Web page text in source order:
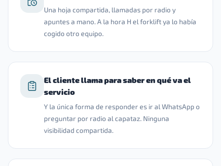
Una hoja compartida, llamadas por radio y
apuntes a mano. A la hora H el forklift ya lo había
cogido otro equipo.
El cliente llama para saber en qué va el
servicio
Y la única forma de responder es ir al WhatsApp o
preguntar por radio al capataz. Ninguna
visibilidad compartida.